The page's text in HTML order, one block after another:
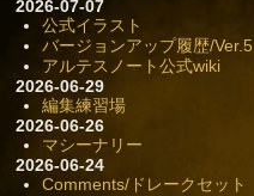
2026-07-07
公式イラスト
バージョンアップ履歴/Ver.5
アルテスノート公式wiki
2026-06-29
編集練習場
2026-06-26
マシーナリー
2026-06-24
Comments/ドレークセット